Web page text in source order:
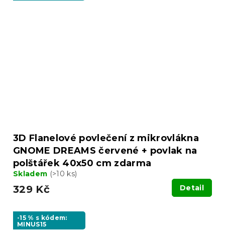
3D Flanelové povlečení z mikrovlákna
GNOME DREAMS červené + povlak na
polštářek 40x50 cm zdarma
Skladem (>10 ks)
329 Kč Detail
-15 % s kódem:
MINUS15